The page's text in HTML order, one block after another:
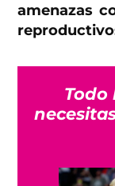
amenazas
Todo